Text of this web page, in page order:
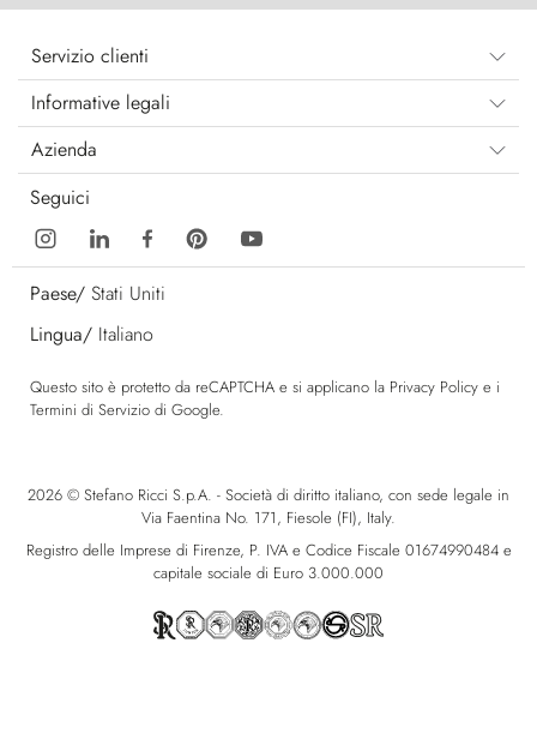
Servizio clienti
Informative legali
Azienda
Seguici
Paese/ Stati Uniti
Lingua/ Italiano
Questo sito è protetto da reCAPTCHA e si applicano la Privacy Policy e i
Termini di Servizio di Google.
2026 © Stefano Ricci S.p.A. - Società di diritto italiano, con sede legale in
Via Faentina No. 171, Fiesole (FI), Italy.
Registro delle Imprese di Firenze, P. IVA e Codice Fiscale 01674990484 e
capitale sociale di Euro 3.000.000